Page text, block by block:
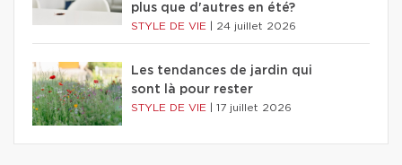
plus que d'autres en été?
STYLE DE VIE 24 juillet 2026
Les tendances de jardin qui
sont là pour rester
STYLE DE VIE 17 juillet 2026